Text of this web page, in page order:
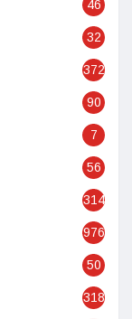
46
32
372
90
7
56
314
976
50
318